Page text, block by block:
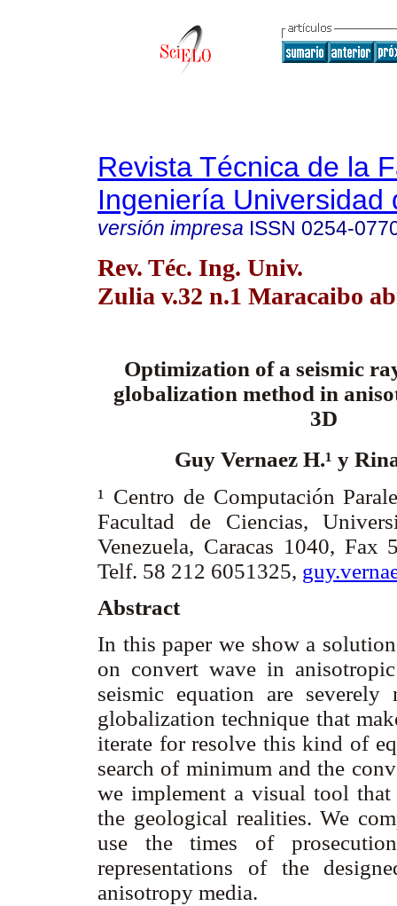
Revista Técnica de la
Ingeniería Universidad
versión impresa ISSN 0254-
Rev. Téc. Ing. Univ.
Zulia v.32 n.1 Maracaibo
Optimization of a seismic
globalization method in
3D
Guy Vernaez H.¹ y
¹ Centro de Computación
Facultad de Ciencias,
Venezuela, Caracas 1040, Fax
Telf. 58 212 6051325,
Abstract
In this paper we show a
on convert wave in
seismic equation are
globalization technique that
iterate for resolve this kind of
search of minimum and the
we implement a visual tool
the geological realities. We
use the times of
representations of the
anisotropy media.